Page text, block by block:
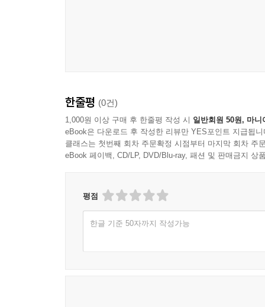
한줄평 (0건)
1,000원 이상 구매 후 한줄평 작성 시 일반회원 50원, 마니
eBook은 다운로드 후 작성한 리뷰만 YES포인트 지급됩니
클래스는 첫번째 회차 주문확정 시점부터 마지막 회차 주
eBook 페이백, CD/LP, DVD/Blu-ray, 패션 및 판매금지 상
평점
한글 기준 50자까지 작성가능